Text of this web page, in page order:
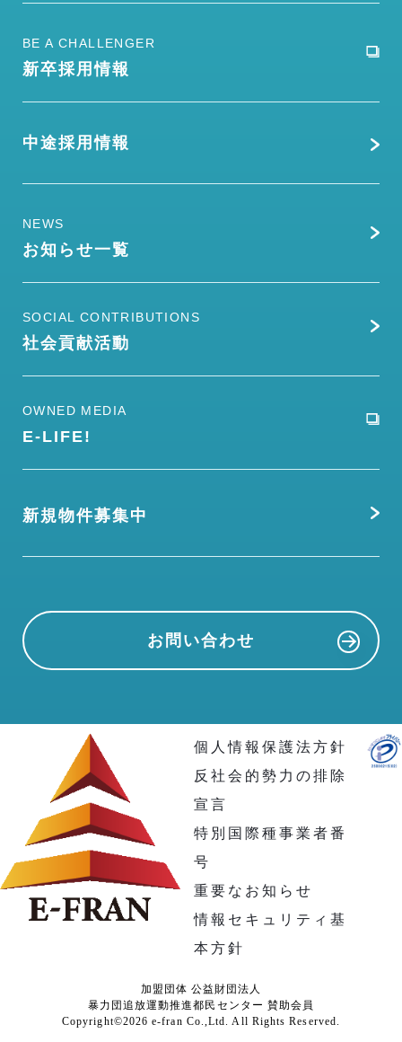
BE A CHALLENGER
新卒採用情報
中途採用情報
NEWS
お知らせ一覧
SOCIAL CONTRIBUTIONS
社会貢献活動
OWNED MEDIA
E-LIFE!
新規物件募集中
お問い合わせ
個人情報保護法方針
反社会的勢力の排除
宣言
特別国際種事業者番
号
重要なお知らせ
情報セキュリティ基
本方針
加盟団体 公益財団法人
暴力団追放運動推進都民センター 賛助会員
Copyright©2026 e-fran Co.,Ltd. All Rights Reserved.